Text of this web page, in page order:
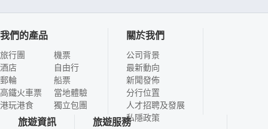
我們的產品
旅行團
酒店
郵輪
高鐵火車票
港玩港食
機票
自由行
船票
當地體驗
獨立包團
關於我們
公司背景
最新動向
新聞發佈
分行位置
人才招聘及發展
私隱政策
旅遊資訊 旅遊服務